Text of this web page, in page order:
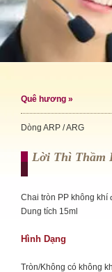
Quê hương »
Dòng ARP / ARG
Lời Thì Thầm
Chai tròn PP không khí
Dung tích 15ml
Hình Dạng
Tròn/Không có không